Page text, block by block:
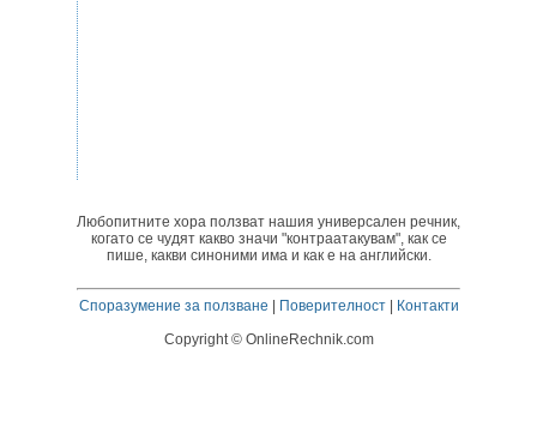
Любопитните хора ползват нашия универсален речник,
когато се чудят какво значи "контраатакувам", как се
пише, какви синоними има и как е на английски.
Споразумение за ползване | Поверителност| Контакти
Copyright © OnlineRechnik.com